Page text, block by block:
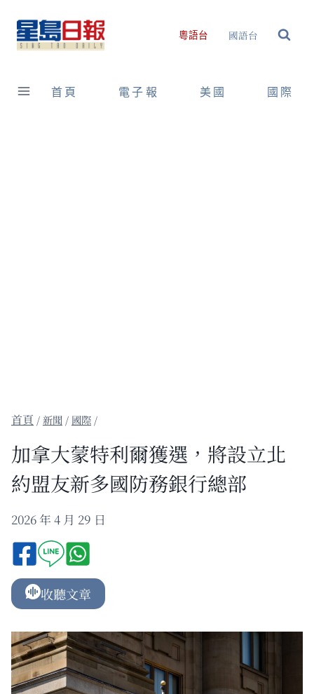
content
粵語台 國語台
首頁 電子報 美國 國際
/新聞 / 國際 /
加拿大蒙特利爾獲選，將設立北
約盟友新多國防務銀行總部
2026 年 4 月 29 日
收聽文章